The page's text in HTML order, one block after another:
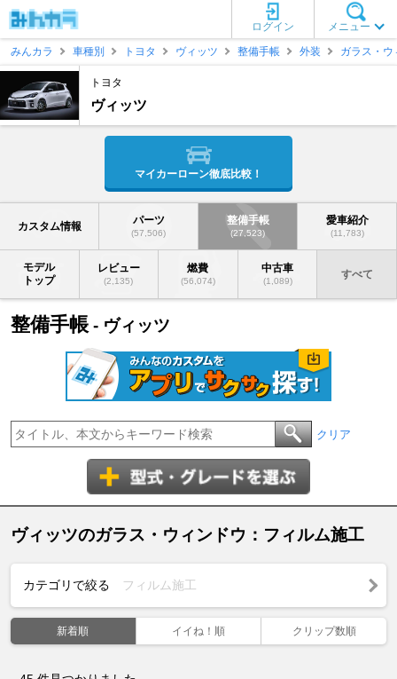
メニュー
ログイン
みんカラ
車種別 トヨタ ヴィッツ 整備手帳 外装 ガラス・ウ
トヨタ
ヴィッツ
マイカーローン徹底比較！
カスタム情報 パーツ
(57,506)
整備手帳
(27,523)
愛車紹介
(11,783)
モデル
トップ
レビュー
(2,135)
燃費
(56,074)
中古車
(1,089)
すべて
整備手帳 - ヴィッツ
クリア
ヴィッツのガラス・ウィンドウ：フィルム施工
カテゴリで絞る フィルム施工
新着順 イイね！順 クリップ数順